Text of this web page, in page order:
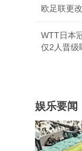
欧足联更
WTT日本
仅2人晋级
娱乐要闻